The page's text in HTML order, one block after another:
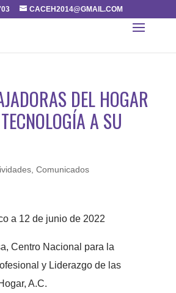
CACEH2014@GMAIL.COM
DEL HOGAR
A SU
, Comunicados
a 12 de junio de 2022
Centro Nacional para la
y Liderazgo de las
A.C.